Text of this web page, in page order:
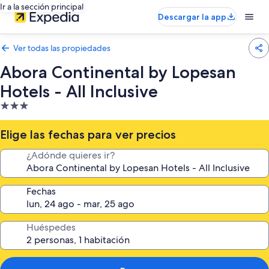
Ir a la sección principal
Descargar la app
Ver todas las propiedades
Abora Continental by Lopesan
Hotels - All Inclusive
Propiedad
de
3.0
estrellas
Elige las fechas para ver precios
¿Adónde quieres ir?
Fechas
Huéspedes